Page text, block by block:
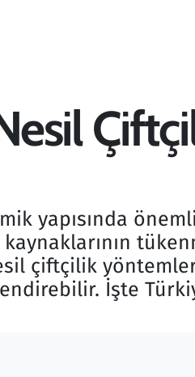
yapısında
çiftçilik
İşte